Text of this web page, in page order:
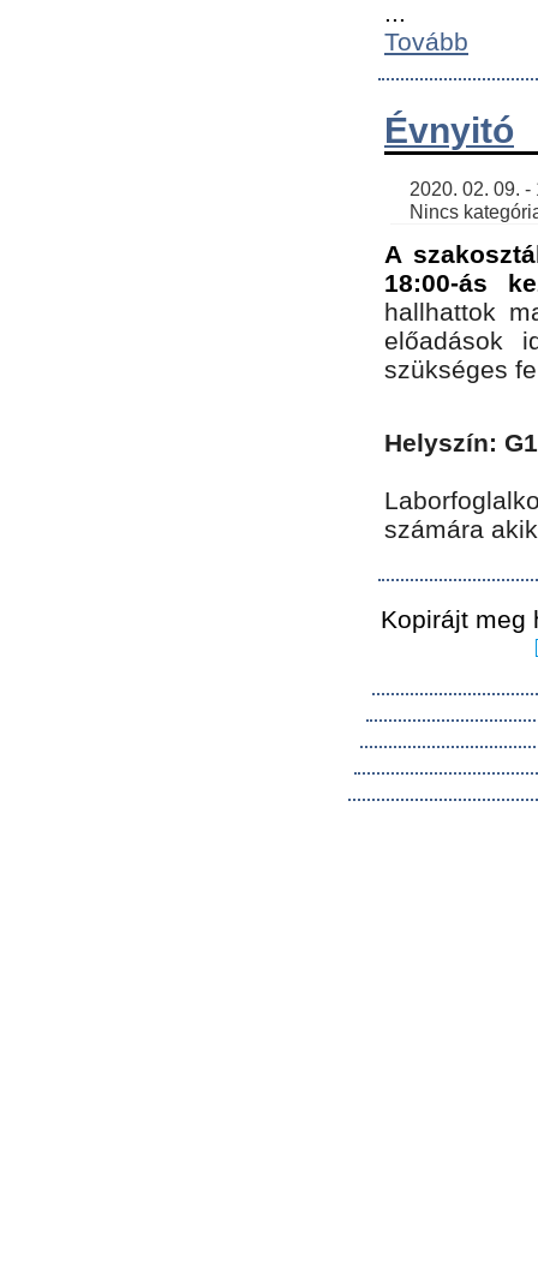
Tovább
Évnyitó
Nincs
A
18:00-ás
hallhattok
előadások
szükséges
Helyszín:
számára
Kopirájt meg